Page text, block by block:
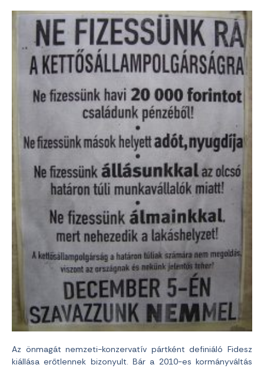
Az önmagát nemzeti-konzervatív pártként definiáló Fidesz
kiállása erőtlennek bizonyult. Bár a 2010-es kormányváltás